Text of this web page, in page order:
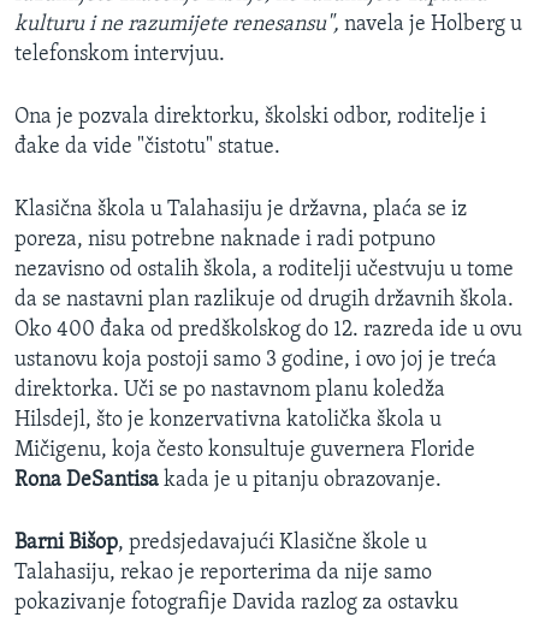
kulturu i ne razumijete renesansu", navela je Holberg u
telefonskom intervjuu.
Ona je pozvala direktorku, školski odbor, roditelje i
đake da vide "čistotu" statue.
Klasična škola u Talahasiju je državna, plaća se iz
poreza, nisu potrebne naknade i radi potpuno
nezavisno od ostalih škola, a roditelji učestvuju u tome
da se nastavni plan razlikuje od drugih državnih škola.
Oko 400 đaka od predškolskog do 12. razreda ide u ovu
ustanovu koja postoji samo 3 godine, i ovo joj je treća
direktorka. Uči se po nastavnom planu koledža
Hilsdejl, što je konzervativna katolička škola u
Mičigenu, koja često konsultuje guvernera Floride
Rona DeSantisa kada je u pitanju obrazovanje.
Barni Bišop, predsjedavajući Klasične škole u
Talahasiju, rekao je reporterima da nije samo
pokazivanje fotografije Davida razlog za ostavku